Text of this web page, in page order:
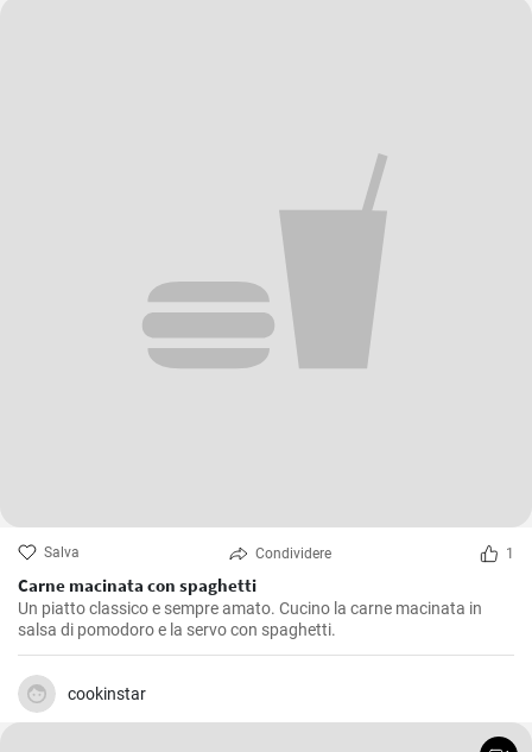
Salva Condividere 1
Carne macinata con spaghetti
Un piatto classico e sempre amato. Cucino la carne macinata in
salsa di pomodoro e la servo con spaghetti.
cookinstar